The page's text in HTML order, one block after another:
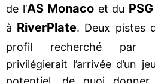
de l’AS Monaco et du PSG
à RiverPlate. Deux pistes
profil recherché par
privilégierait l’arrivée d’un